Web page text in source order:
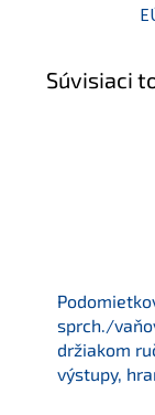
Súvisiaci
sprch./
držiakom
výstupy,